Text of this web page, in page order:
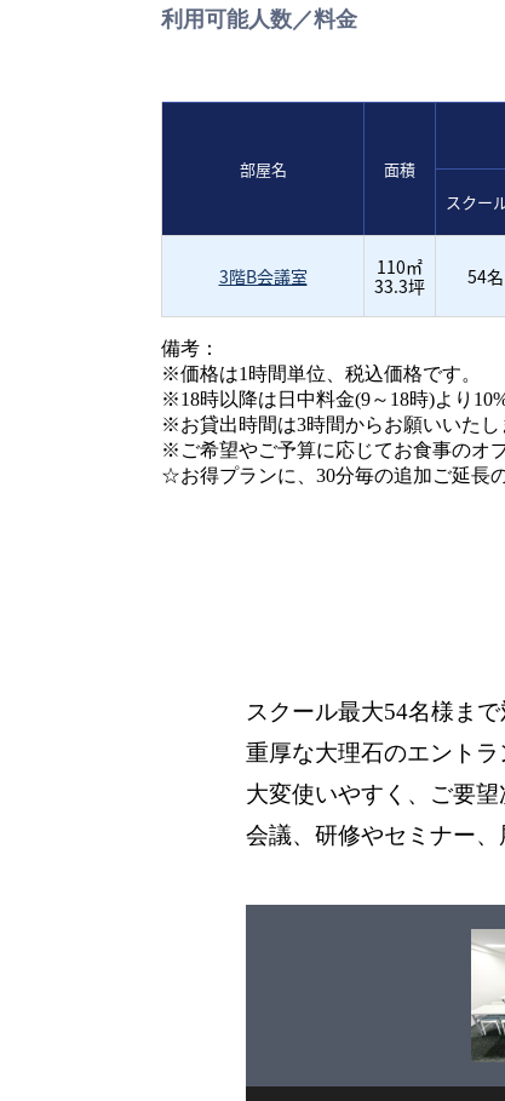
利用可能人数／料金
部屋名 面積
スクー
3階B会議室
110㎡
33.3坪
54名
備考：
※価格は1時間単位、税込価格です。
※18時以降は日中料金(9～18時)より
※お貸出時間は3時間からお願いいたし
※ご希望やご予算に応じてお食事のオ
☆お得プランに、30分毎の追加ご延長
スクール最大54名様まで
重厚な大理石のエント
大変使いやすく、ご要望
会議、研修やセミナー、